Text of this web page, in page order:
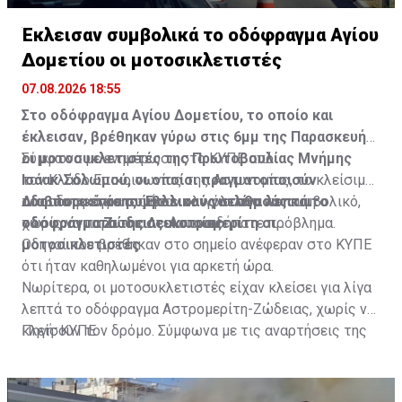
Έκλεισαν συμβολικά το οδόφραγμα Αγίου
Δομετίου οι μοτοσικλετιστές
07.08.2026 18:55
Στο οδόφραγμα Αγίου Δομετίου, το οποίο και
έκλεισαν, βρέθηκαν γύρω στις 6μμ της Παρασκευής
οι μοτοσυκλετιστές της Πρωτοβουλίας Μνήμης
Ισάακ-Σολωμού, οι οποίοι πραγματοποιούν
οδοιπορικό σε συμβολικούς σταθμούς και
οδοφράγματα της Λευκωσίας.
Σύμφωνα με ενημέρωση στο ΚΥΠΕ από
τον Κλάδο Επικοινωνίας της Αστυνομίας, το κλείσιμο
του οδοφράγματος ήταν ολιγόλεπτο και συμβολικό,
χωρίς να παρουσιαστεί οποιοδήποτε πρόβλημα.
Διαβάστε επίσης:Έκλεισαν για λίγα λεπτά το
οδόφραγμα Ζώδειας-Αστρομερίτη οι
μοτοσικλετιστές
Οδηγοί που βρέθηκαν στο σημείο ανέφεραν στο ΚΥΠΕ
ότι ήταν καθηλωμένοι για αρκετή ώρα.
Νωρίτερα, οι μοτοσυκλετιστές είχαν κλείσει για λίγα
λεπτά το οδόφραγμα Αστρομερίτη-Ζώδειας, χωρίς να
κλείσουν τον δρόμο. Σύμφωνα με τις αναρτήσεις της
Τύμβο Μακεδονίτισσας, πριν φτάσουν στο οδόφραγμα
Πηγή: ΚΥΠΕ